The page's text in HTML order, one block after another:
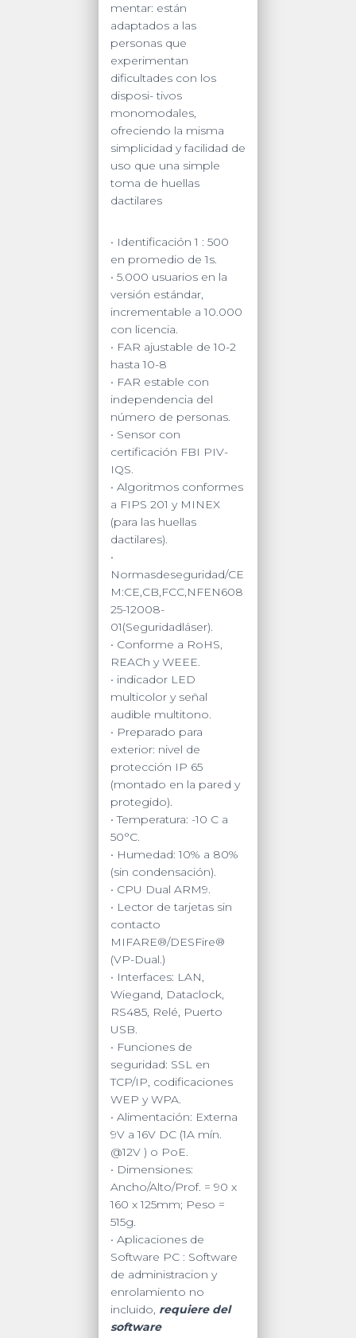
mentar: están
adaptados a las
personas que
experimentan
dificultades con los
disposi- tivos
monomodales,
ofreciendo la misma
simplicidad y facilidad de
uso que una simple
toma de huellas
dactilares
• Identificación 1 : 500
en promedio de 1s.
• 5.000 usuarios en la
versión estándar,
incrementable a 10.000
con licencia.
• FAR ajustable de 10-2
hasta 10-8
• FAR estable con
independencia del
número de personas.
• Sensor con
certificación FBI PIV-
IQS.
• Algoritmos conformes
a FIPS 201 y MINEX
(para las huellas
dactilares).
•
Normasdeseguridad/CE
M:CE,CB,FCC,NFEN608
25-12008-
01(Seguridadláser).
• Conforme a RoHS,
REACh y WEEE.
• indicador LED
multicolor y señal
audible multitono.
• Preparado para
exterior: nivel de
protección IP 65
(montado en la pared y
protegido).
• Temperatura: -10 C a
50°C.
• Humedad: 10% a 80%
(sin condensación).
• CPU Dual ARM9.
• Lector de tarjetas sin
contacto
MIFARE®/DESFire®
(VP-Dual.)
• Interfaces: LAN,
Wiegand, Dataclock,
RS485, Relé, Puerto
USB.
• Funciones de
seguridad: SSL en
TCP/IP, codificaciones
WEP y WPA.
• Alimentación: Externa
9V a 16V DC (1A mín.
@12V ) o PoE.
• Dimensiones:
Ancho/Alto/Prof. = 90 x
160 x 125mm; Peso =
515g.
• Aplicaciones de
Software PC : Software
de administracion y
enrolamiento no
incluido, requiere del
software